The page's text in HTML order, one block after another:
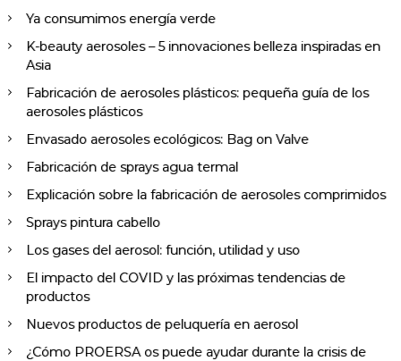
Ya consumimos energía verde
K-beauty aerosoles – 5 innovaciones belleza inspiradas en
Asia
Fabricación de aerosoles plásticos: pequeña guía de los
aerosoles plásticos
Envasado aerosoles ecológicos: Bag on Valve
Fabricación de sprays agua termal
Explicación sobre la fabricación de aerosoles comprimidos
Sprays pintura cabello
Los gases del aerosol: función, utilidad y uso
El impacto del COVID y las próximas tendencias de
productos
Nuevos productos de peluquería en aerosol
¿Cómo PROERSA os puede ayudar durante la crisis de